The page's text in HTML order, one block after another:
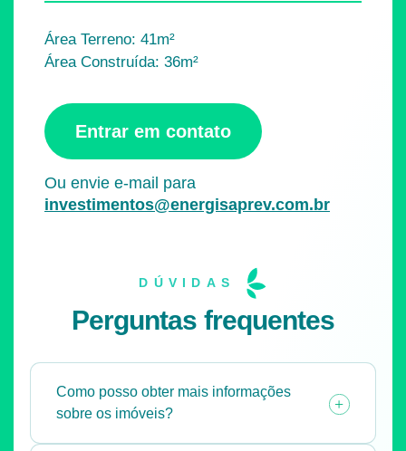
Área Terreno: 41m²
Área Construída: 36m²
Entrar em contato
Ou envie e-mail para
investimentos@energisaprev.com.br
DÚVIDAS
Perguntas frequentes
Como posso obter mais informações
sobre os imóveis?
+